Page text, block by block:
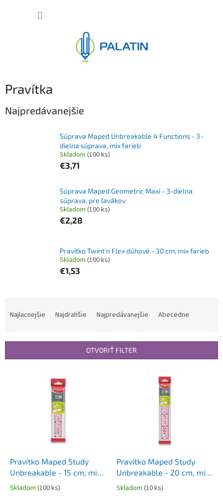
Pravítka
Najpredávanejšie
Súprava Maped Unbreakable 4 Functions - 3-
dielna súprava, mix farieb
Skladom (100 ks)
€3,71
Súprava Maped Geometric Maxi - 3-dielna
súprava, pre ľavákov
Skladom (100 ks)
€2,28
Pravítko Twint'n Flex dúhové - 30 cm, mix farieb
Skladom (100 ks)
€1,53
i
Najlacnejšie Najdrahšie Najpredávanejšie Abecedne
OTVORIŤ FILTER
Pravítko Maped Study
Unbreakable - 15 cm, mix
farieb
Skladom (100 ks)
Pravítko Maped Study
Unbreakable - 20 cm, mix
farieb
Skladom (10 ks)